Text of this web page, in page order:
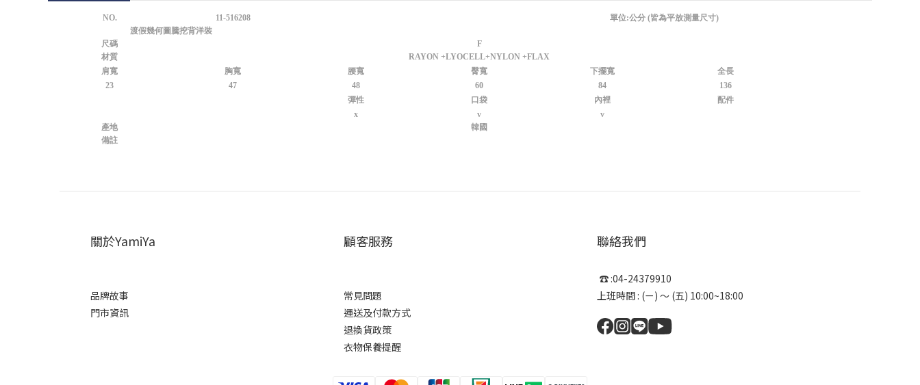
NO. 11-516208
單位:公分 (皆為平放測量尺寸)
渡假幾何圖騰挖背洋裝
尺碼
F
材質
RAYON +LYOCELL+NYLON +FLAX
肩寬
胸寬 腰寬 臀寬 下擺寬
全長
23
47 48 60 84
136
彈性
口袋 內裡
配件
x
v
v
產地
韓國
備註
關於YamiYa
品牌故事
門市資訊
顧客服務
常見問題
運送及付款方式
退換貨政策
衣物保養提醒
聯絡我們
☎ :04-24379910
上班時間 : (ㄧ) ～ (五) 10:00~18:00